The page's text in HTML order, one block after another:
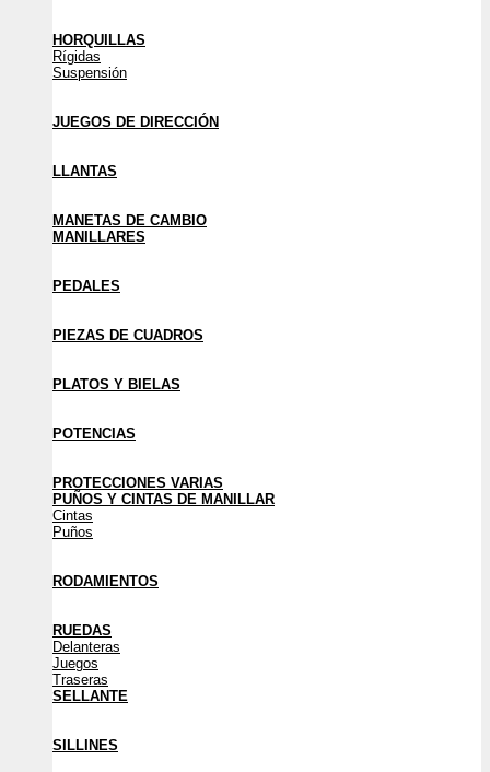
HORQUILLAS
Rígidas
Suspensión
JUEGOS DE DIRECCIÓN
LLANTAS
MANETAS DE CAMBIO
MANILLARES
PEDALES
PIEZAS DE CUADROS
PLATOS Y BIELAS
POTENCIAS
PROTECCIONES VARIAS
PUÑOS Y CINTAS DE MANILLAR
Cintas
Puños
RODAMIENTOS
RUEDAS
Delanteras
Juegos
Traseras
SELLANTE
SILLINES